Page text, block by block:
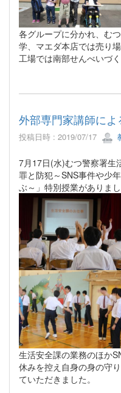
各グループに分かれ、む
学、マエダ本店では売り
工場では南部せんべいづ
外部専門家講師によ
投稿日時 : 2019/07/17
7月17日(水)むつ警察署生
罪と防犯～SNS事件や少
ぶ～」特別授業がありまし
生活安全課の業務のほか
休みを控え自身の身の守
ていただきました。